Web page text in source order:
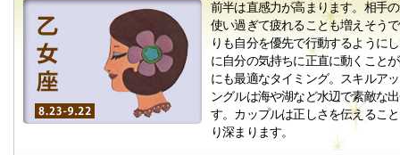
前半は直感力が高まります。相手
使い過ぎて疲れることも増えそう
りも自分を優先で行動するように
に自分の気持ちに正直に動くこと
にも最適なタイミング。スキルア
ングルは海や湖など水辺で素敵な
す。カップルは正しさを伝えるこ
り深まります。